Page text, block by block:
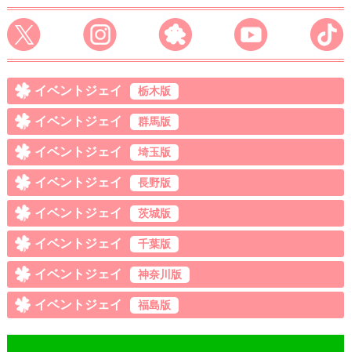
イベントジェイ 栃木版
イベントジェイ 群馬版
イベントジェイ 埼玉版
イベントジェイ 長野版
イベントジェイ 茨城版
イベントジェイ 千葉版
イベントジェイ 神奈川版
イベントジェイ 福島版